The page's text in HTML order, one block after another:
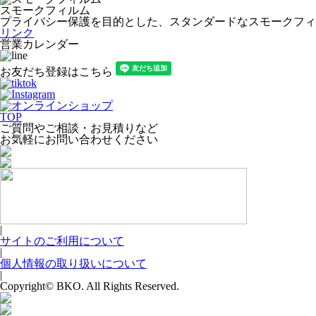
スモークフィルム
プライバシー保護を目的とした、スタンダードなスモークフ
リンク
営業カレンダー
お友だち登録はこちら
TOP
ご質問やご相談・お見積りなど
お気軽にお問い合わせください
|
サイトのご利用について
|
個人情報の取り扱いについて
|
Copyright© BKO. All Rights Reserved.